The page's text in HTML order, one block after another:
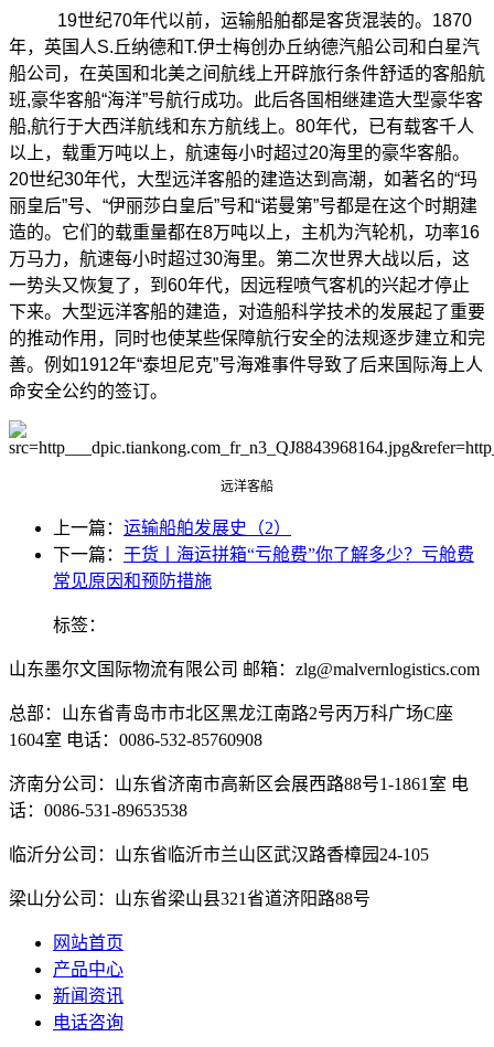
19世纪70年代以前，运输船舶都是客货混装的。 1870
年，英国人S.丘纳德和T.伊士梅创办丘纳德汽船公司和白星汽
船公司，在英国和北美之间航线上开辟旅行条件舒适的客船航
班,豪华客船“海洋”号航行成功。此后各国相继建造大型豪华客
船,航行于大西洋航线和东方航线上。 80年代，已有载客千人
以上，载重万吨以上，航速每小时超过20海里的豪华客船。
20世纪30年代，大型远洋客船的建造达到高潮，如著名的“玛
丽皇后”号、 “伊丽莎白皇后”号和“诺曼第”号都是在这个时期建
造的。它们的载重量都在8万吨以上，主机为汽轮机，功率16
万马力，航速每小时超过30海里。第二次世界大战以后，这
一势头又恢复了，到 60年代，因远程喷气客机的兴起才停止
下来。大型远洋客船的建造，对造船科学技术的发展起了重要
的推动作用，同时也使某些保障航行安全的法规逐步建立和完
善。例如1912年“泰坦尼克”号海难事件导致了后来国际海上人
命安全公约的签订。
远洋客船
上一篇： 运输船舶发展史（2）
下一篇： 干货丨海运拼箱“亏舱费”你了解多少？亏舱费
常见原因和预防措施
标签：
山东墨尔文国际物流有限公司 邮箱：zlg@malvernlogistics.com
总部：山东省青岛市市北区黑龙江南路2号丙万科广场C座
1604室 电话：0086-532-85760908
济南分公司：山东省济南市高新区会展西路88号1-1861室 电
话：0086-531-89653538
临沂分公司：山东省临沂市兰山区武汉路香樟园24-105
梁山分公司：山东省梁山县321省道济阳路88号
网站首页
产品中心
新闻资讯
电话咨询